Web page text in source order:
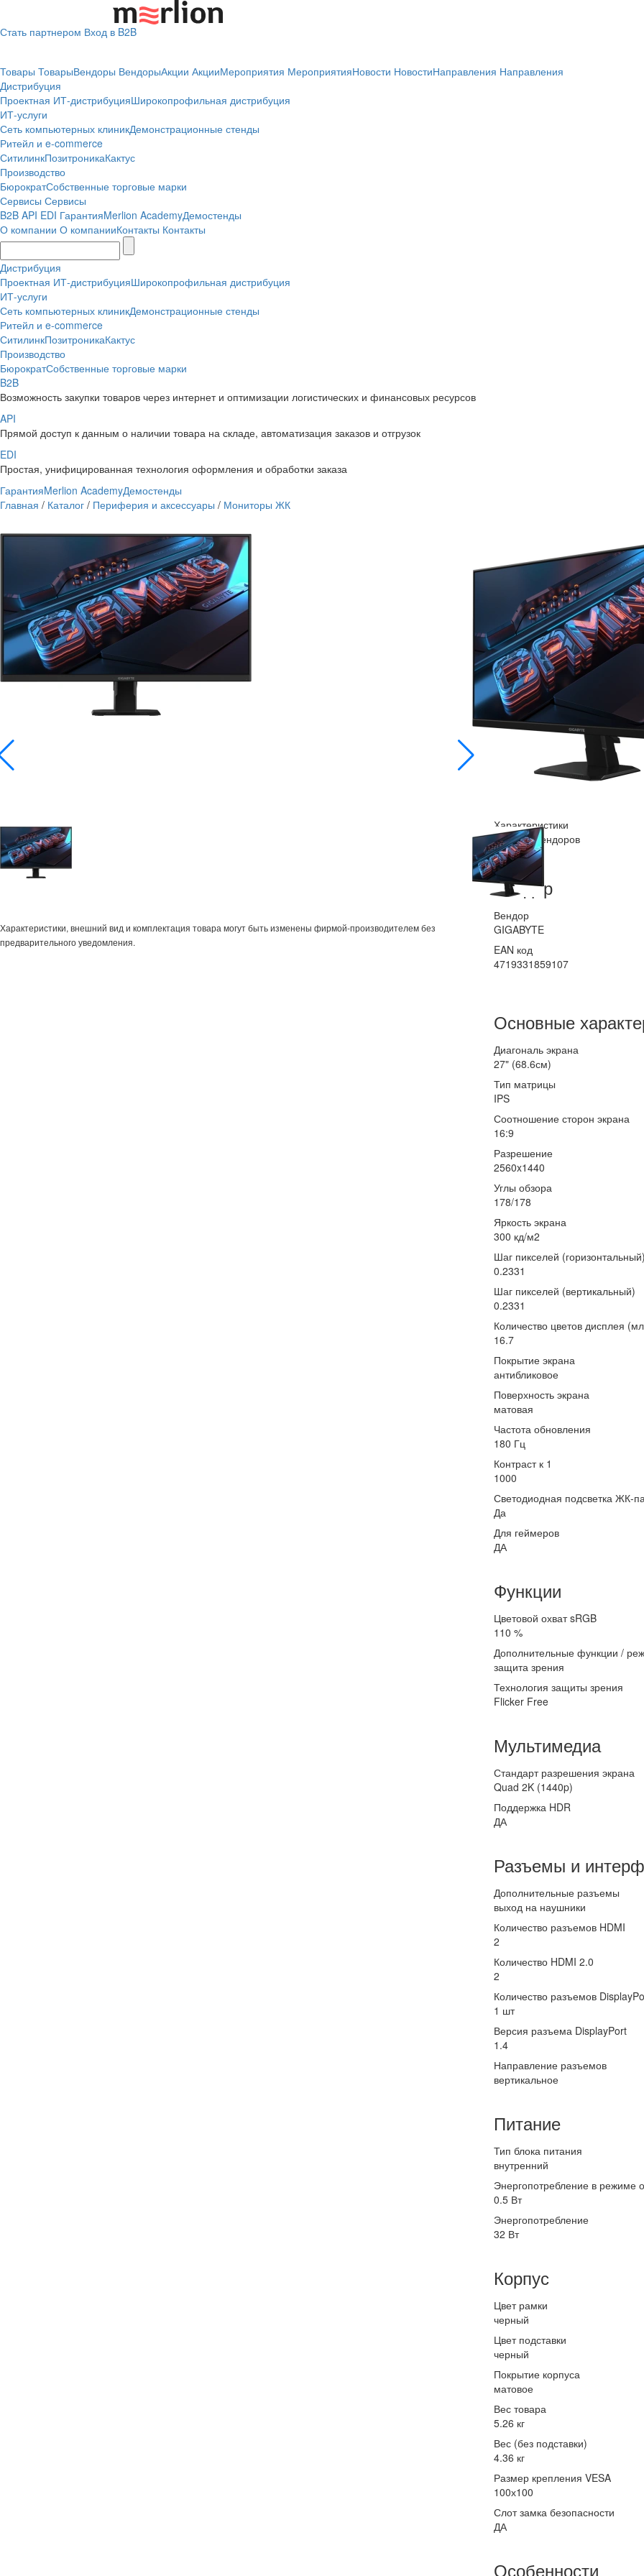
Стать партнером Вход в B2B
Товары ТоварыВендоры ВендорыАкции АкцииМероприятия МероприятияНовости НовостиНаправления Направления
Дистрибуция
Проектная ИТ-дистрибуцияШирокопрофильная дистрибуция
ИТ-услуги
Сеть компьютерных клиникДемонстрационные стенды
Ритейл и e-commerce
СитилинкПозитроникаКактус
Производство
БюрократСобственные торговые марки
Сервисы Сервисы
B2B API EDI ГарантияMerlion AcademyДемостенды
О компании О компанииКонтакты Контакты
Дистрибуция
Проектная ИТ-дистрибуцияШирокопрофильная дистрибуция
ИТ-услуги
Сеть компьютерных клиникДемонстрационные стенды
Ритейл и e-commerce
СитилинкПозитроникаКактус
Производство
БюрократСобственные торговые марки
B2B
Возможность закупки товаров через интернет и оптимизации логистических и финансовых ресурсов
API
Прямой доступ к данным о наличии товара на складе, автоматизация заказов и отгрузок
EDI
Простая, унифицированная технология оформления и обработки заказа
ГарантияMerlion AcademyДемостенды
Главная / Каталог / Периферия и аксессуары / Мониторы ЖК
Характеристики, внешний вид и комплектация товара могут быть изменены фирмой-производителем без
предварительного уведомления.
Монитор
черный IPS LED
id 2104250
Купить в розницу citilink.ru
Купить оптом
Отложить
Характеристики
Новости вендоров
Вендор
Вендор
GIGABYTE
EAN код
4719331859107
Основные
Диагональ экрана
27" (68.6см)
Тип матрицы
IPS
Соотношение сторон экрана
16:9
Разрешение
2560x1440
Углы обзора
178/178
Яркость экрана
300 кд/м2
Шаг пикселей (горизонтальный)
0.2331
Шаг пикселей (вертикальный)
0.2331
Количество цветов дисплея
16.7
Покрытие экрана
антибликовое
Поверхность экрана
матовая
Частота обновления
180 Гц
Контраст к 1
1000
Светодиодная подсветка ЖК-
Да
Для геймеров
ДА
Функции
Цветовой охват sRGB
110 %
Дополнительные функции /
защита зрения
Технология защиты зрения
Flicker Free
Мультимедиа
Стандарт разрешения экрана
Quad 2K (1440p)
Поддержка HDR
ДА
Разъемы и
Дополнительные разъемы
выход на наушники
Количество разъемов HDMI
2
Количество HDMI 2.0
2
Количество разъемов
1 шт
Версия разъема DisplayPort
1.4
Направление разъемов
вертикальное
Питание
Тип блока питания
внутренний
Энергопотребление в режиме
0.5 Вт
Энергопотребление
32 Вт
Корпус
Цвет рамки
черный
Цвет подставки
черный
Покрытие корпуса
матовое
Вес товара
5.26 кг
Вес (без подставки)
4.36 кг
Размер крепления VESA
100х100
Слот замка безопасности
ДА
Особенности